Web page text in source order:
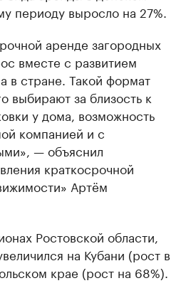
периоду выросло на 27%.
аренде загородных
вместе с развитием
в стране. Такой формат
выбирают за близость к
у дома, возможность
компанией и с
— объяснил
краткосрочной
Артём
Ростовской области,
на Кубани (рост в
крае (рост на 68%).